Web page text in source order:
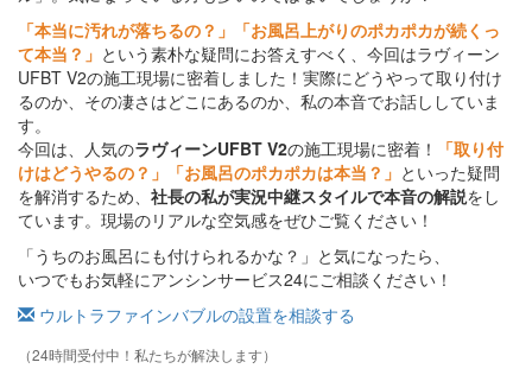
「本当に汚れが落ちるの？」「お風呂上がりのポカポカが続くっ
て本当？」 という素朴な疑問にお答えすべく、今回はラヴィーン
UFBT V2の施工現場に密着しました！実際にどうやって取り付け
るのか、その凄さはどこにあるのか、私の本音でお話ししていま
す。
今回は、人気のラヴィーンUFBT V2の施工現場に密着！
「取り付
けはどうやるの？」「お風呂のポカポカは本当？」 といった疑問
を解消するため、 社長の私が実況中継スタイルで本音の解説をし
ています。現場のリアルな空気感をぜひご覧ください！
「うちのお風呂にも付けられるかな？」と気になったら、
いつでもお気軽にアンシンサービス24にご相談ください！
ウルトラファインバブルの設置を相談する
（24時間受付中！私たちが解決します）